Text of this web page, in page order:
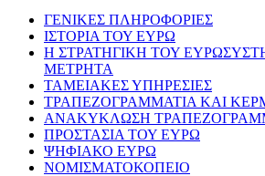
ΓΕΝΙΚΕΣ ΠΛΗΡΟΦΟΡΙΕΣ
ΙΣΤΟΡΙΑ ΤΟΥ ΕΥΡΩ
Η ΣΤΡΑΤΗΓΙΚΗ ΤΟΥ
ΜΕΤΡΗΤΑ
ΤΑΜΕΙΑΚΕΣ ΥΠΗΡΕΣΙΕΣ
ΤΡΑΠΕΖΟΓΡΑΜΜΑΤΙΑ ΚΑΙ
ΑΝΑΚΥΚΛΩΣΗ
ΠΡΟΣΤΑΣΙΑ ΤΟΥ ΕΥΡΩ
ΨΗΦΙΑΚΟ ΕΥΡΩ
ΝΟΜΙΣΜΑΤΟΚΟΠΕΙΟ